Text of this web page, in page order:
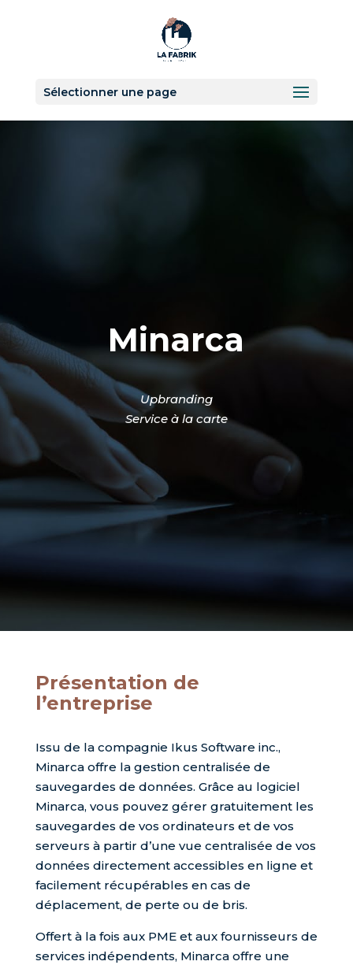
Sélectionner une page
Minarca
Upbranding
Service à la carte
Présentation de
l’entreprise
Issu de la compagnie Ikus Software inc.,
Minarca offre la gestion centralisée de
sauvegardes de données. Grâce au logiciel
Minarca, vous pouvez gérer gratuitement les
sauvegardes de vos ordinateurs et de vos
serveurs à partir d’une vue centralisée de vos
données directement accessibles en ligne et
facilement récupérables en cas de
déplacement, de perte ou de bris.
Offert à la fois aux PME et aux fournisseurs de
services indépendents, Minarca offre une